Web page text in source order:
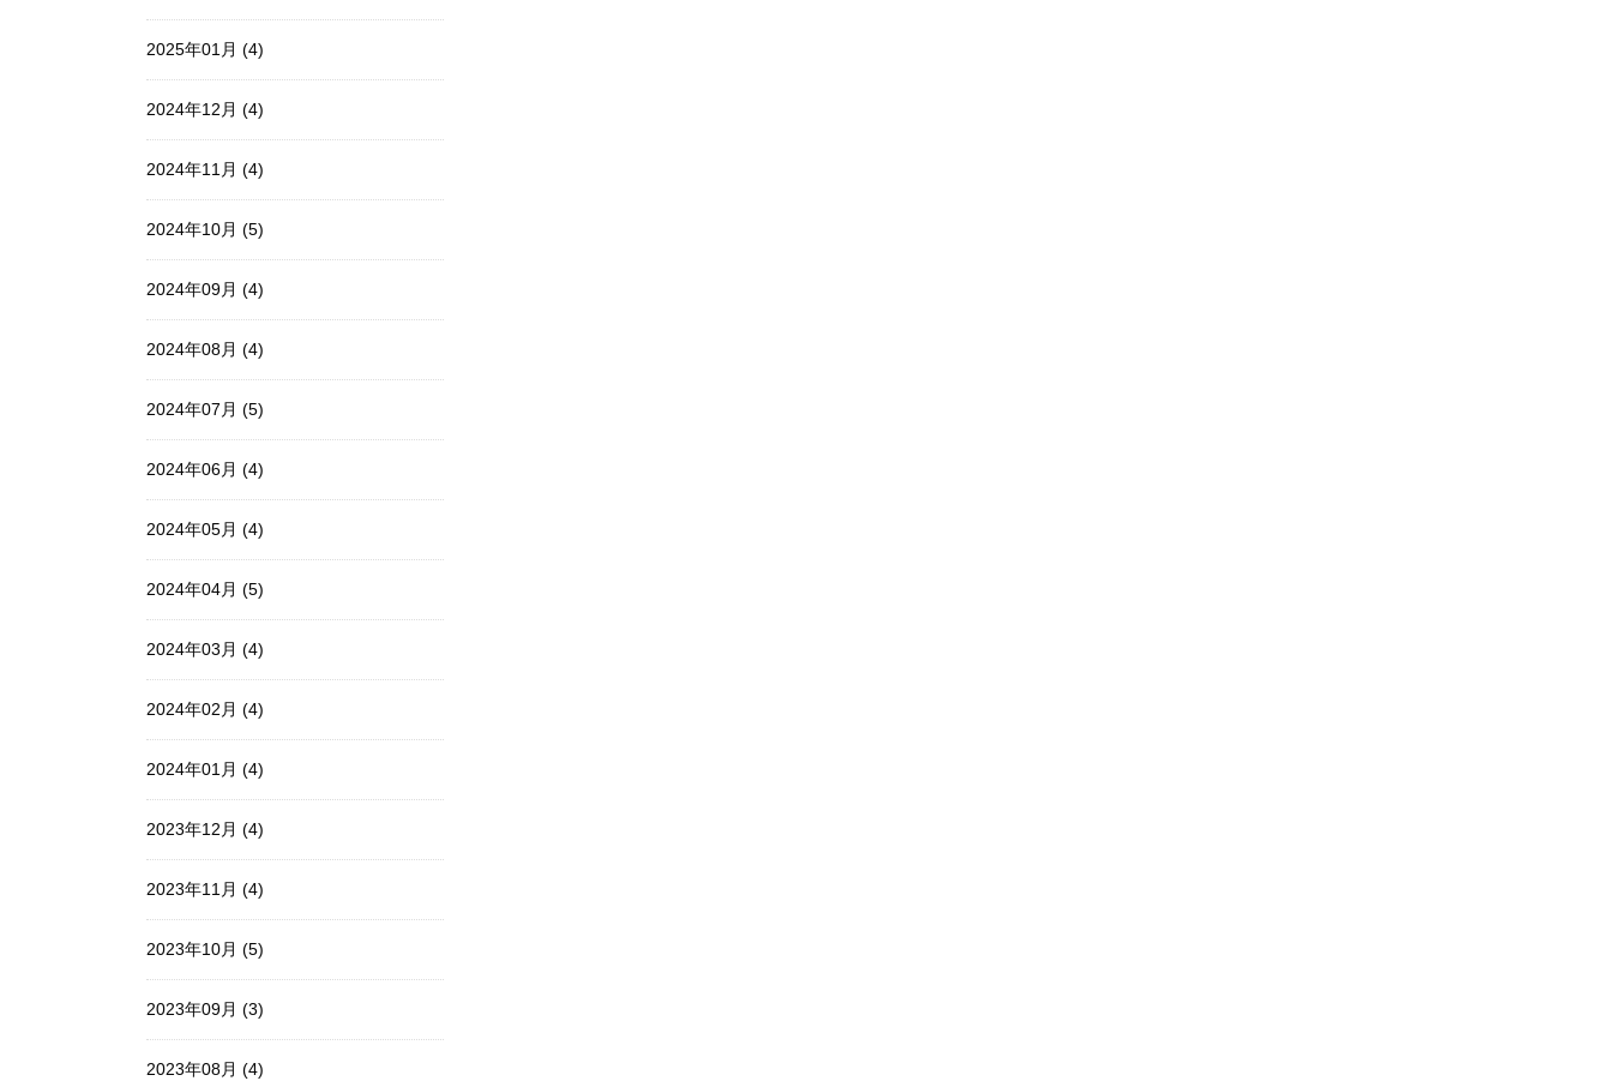
2025年01月 (4)
2024年12月 (4)
2024年11月 (4)
2024年10月 (5)
2024年09月 (4)
2024年08月 (4)
2024年07月 (5)
2024年06月 (4)
2024年05月 (4)
2024年04月 (5)
2024年03月 (4)
2024年02月 (4)
2024年01月 (4)
2023年12月 (4)
2023年11月 (4)
2023年10月 (5)
2023年09月 (3)
2023年08月 (4)